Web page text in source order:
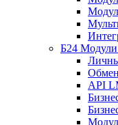
Б24 Модули
API